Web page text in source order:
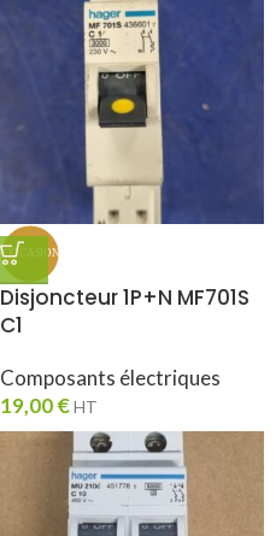
Disjoncteur 1P+N MF701S
C1
Composants électriques
19,00€HT